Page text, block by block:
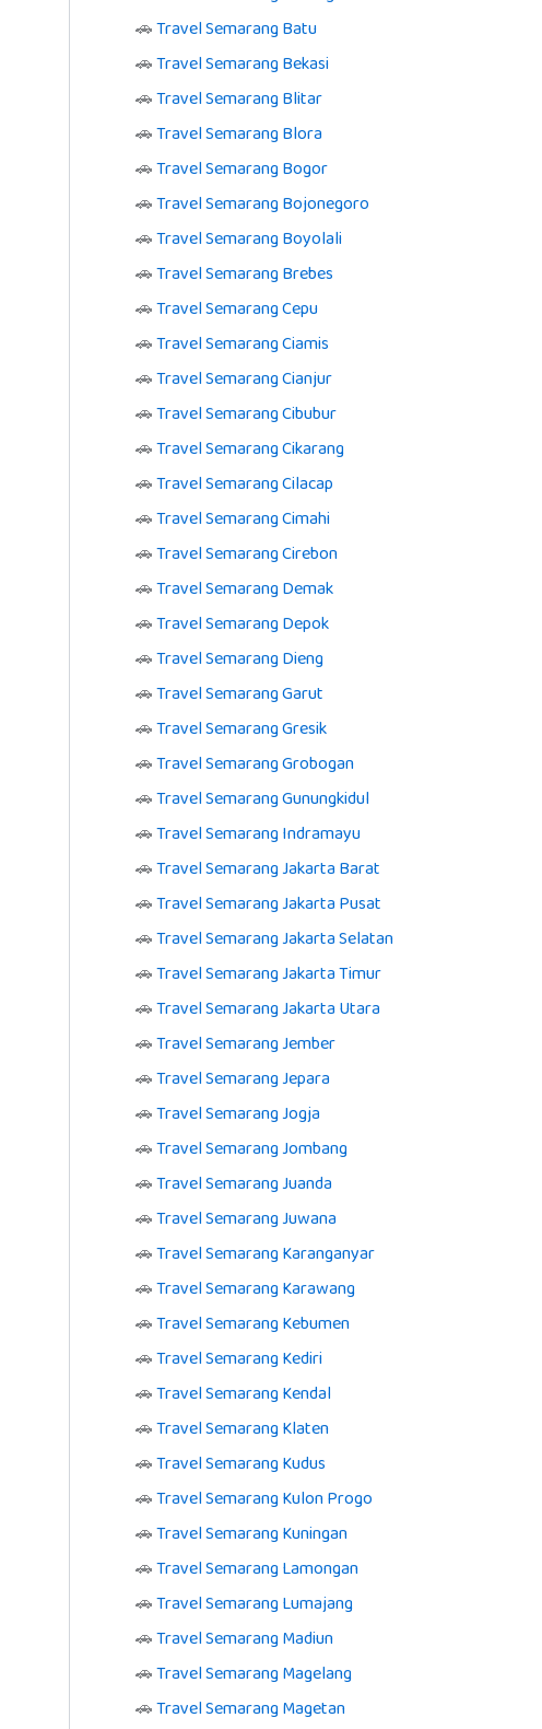
🚗Travel Semarang Batu
🚗Travel Semarang Bekasi
🚗Travel Semarang Blitar
🚗Travel Semarang Blora
🚗Travel Semarang Bogor
🚗Travel Semarang Bojonegoro
🚗Travel Semarang Boyolali
🚗Travel Semarang Brebes
🚗Travel Semarang Cepu
🚗Travel Semarang Ciamis
🚗Travel Semarang Cianjur
🚗Travel Semarang Cibubur
🚗Travel Semarang Cikarang
🚗Travel Semarang Cilacap
🚗Travel Semarang Cimahi
🚗Travel Semarang Cirebon
🚗Travel Semarang Demak
🚗Travel Semarang Depok
🚗Travel Semarang Dieng
🚗Travel Semarang Garut
🚗Travel Semarang Gresik
🚗Travel Semarang Grobogan
🚗Travel Semarang Gunungkidul
🚗Travel Semarang Indramayu
🚗Travel Semarang Jakarta Barat
🚗Travel Semarang Jakarta Pusat
🚗Travel Semarang Jakarta Selatan
🚗Travel Semarang Jakarta Timur
🚗Travel Semarang Jakarta Utara
🚗Travel Semarang Jember
🚗Travel Semarang Jepara
🚗Travel Semarang Jogja
🚗Travel Semarang Jombang
🚗Travel Semarang Juanda
🚗Travel Semarang Juwana
🚗Travel Semarang Karanganyar
🚗Travel Semarang Karawang
🚗Travel Semarang Kebumen
🚗Travel Semarang Kediri
🚗Travel Semarang Kendal
🚗Travel Semarang Klaten
🚗Travel Semarang Kudus
🚗Travel Semarang Kulon Progo
🚗Travel Semarang Kuningan
🚗Travel Semarang Lamongan
🚗Travel Semarang Lumajang
🚗Travel Semarang Madiun
🚗Travel Semarang Magelang
🚗Travel Semarang Magetan